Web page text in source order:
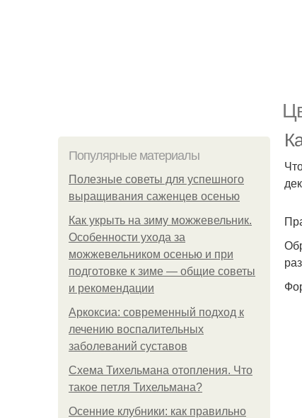
Популярные материалы
Полезные советы для успешного
выращивания саженцев осенью
Как укрыть на зиму можжевельник.
Особенности ухода за
можжевельником осенью и при
подготовке к зиме — общие советы
и рекомендации
Аркоксиа: современный подход к
лечению воспалительных
заболеваний суставов
Схема Тихельмана отопления. Что
такое петля Тихельмана?
Осенние клубники: как правильно